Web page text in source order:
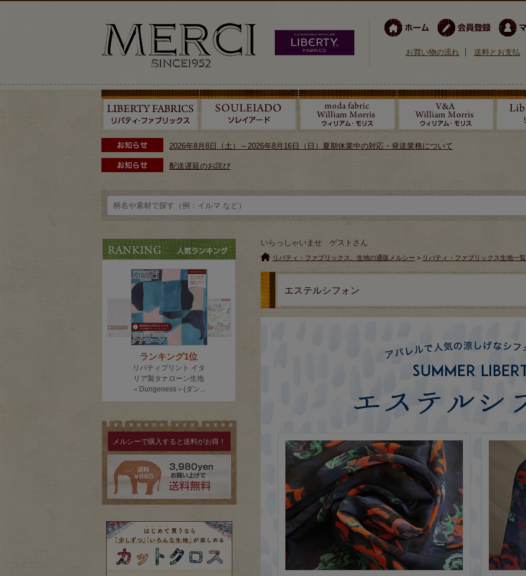
お買い物の流れ 送料とお支払
2026年8月8日（土）～2026年8月16日（日）夏期休業中の対応・発送業務について
配送遅延のお詫び
メルシーで購入すると送料がお得！
いらっしゃいませ ゲストさん
リバティ・ファブリックス、生地の通販メルシー > リバティ・ファブリックス生地一覧
エステルシフォン